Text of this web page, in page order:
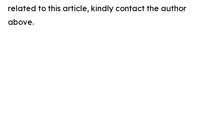
related to this article, kindly contact the author
above.